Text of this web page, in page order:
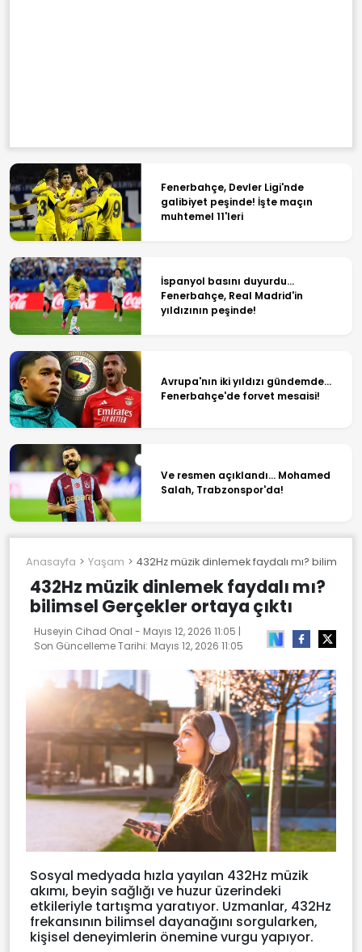
Fenerbahçe, Devler Ligi'nde
galibiyet peşinde! İşte maçın
muhtemel 11'leri
İspanyol basını duyurdu...
Fenerbahçe, Real Madrid'in
yıldızının peşinde!
Avrupa'nın iki yıldızı gündemde...
Fenerbahçe'de forvet mesaisi!
Ve resmen açıklandı... Mohamed
Salah, Trabzonspor'da!
Anasayfa Yaşam 432Hz müzik dinlemek faydalı mı? bilimsel
432Hz müzik dinlemek faydalı mı?
bilimsel Gerçekler ortaya çıktı
Huseyin Cihad Onal - Mayıs 12, 2026 11:05 |
Son Güncelleme Tarihi: Mayıs 12, 2026 11:05
Sosyal medyada hızla yayılan 432Hz müzik
akımı, beyin sağlığı ve huzur üzerindeki
etkileriyle tartışma yaratıyor. Uzmanlar, 432Hz
frekansının bilimsel dayanağını sorgularken,
kişisel deneyimlerin önemine vurgu yapıyor.